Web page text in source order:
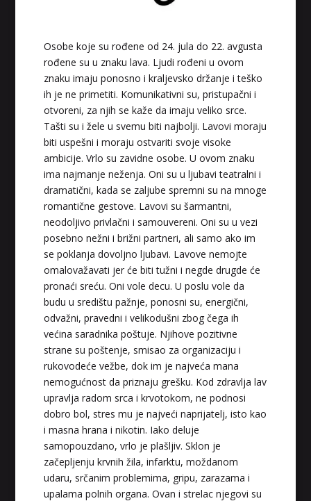
Osobe koje su rođene od 24. jula do 22. avgusta
rođene su u znaku lava. Ljudi rođeni u ovom
znaku imaju ponosno i kraljevsko držanje i teško
ih je ne primetiti. Komunikativni su, pristupačni i
otvoreni, za njih se kaže da imaju veliko srce.
Tašti su i žele u svemu biti najbolji. Lavovi moraju
biti uspešni i moraju ostvariti svoje visoke
ambicije. Vrlo su zavidne osobe. U ovom znaku
ima najmanje neženja. Oni su u ljubavi teatralni i
dramatični, kada se zaljube spremni su na mnoge
romantične gestove. Lavovi su šarmantni,
neodoljivo privlačni i samouvereni. Oni su u vezi
posebno nežni i brižni partneri, ali samo ako im
se poklanja dovoljno ljubavi. Lavove nemojte
omalovažavati jer će biti tužni i negde drugde će
pronaći sreću. Oni vole decu. U poslu vole da
budu u središtu pažnje, ponosni su, energični,
odvažni, pravedni i velikodušni zbog čega ih
većina saradnika poštuje. Njihove pozitivne
strane su poštenje, smisao za organizaciju i
rukovodeće vežbe, dok im je najveća mana
nemogućnost da priznaju grešku. Kod zdravlja lav
upravlja radom srca i krvotokom, ne podnosi
dobro bol, stres mu je najveći naprijatelj, isto kao
i masna hrana i nikotin. Iako deluje
samopouzdano, vrlo je plašljiv. Sklon je
začepljenju krvnih žila, infarktu, moždanom
udaru, srčanim problemima, gripu, zarazama i
upalama polnih organa. Ovan i strelac njegovi su